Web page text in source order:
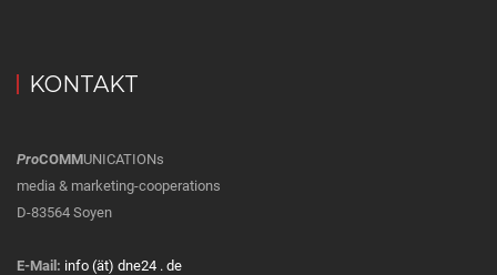
KONTAKT
ProCOMMUNICATIONs
media & marketing-cooperations
D-83564 Soyen
E-Mail: info (ät) dne24 . de